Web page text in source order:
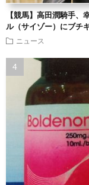
【競馬】高田潤騎手
ル（サイゾー）にブチ
ニュース